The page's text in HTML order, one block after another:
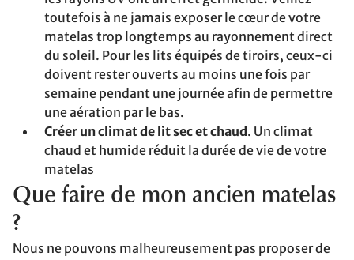
toutefois à ne jamais exposer le cœur de votre
matelas trop longtemps au rayonnement direct
du soleil. Pour les lits équipés de tiroirs, ceux-ci
doivent rester ouverts au moins une fois par
semaine pendant une journée afin de permettre
une aération par le bas.
Créer un climat de lit sec et chaud . Un climat
chaud et humide réduit la durée de vie de votre
matelas
Que faire de mon ancien matelas
?
Nous ne pouvons malheureusement pas proposer de